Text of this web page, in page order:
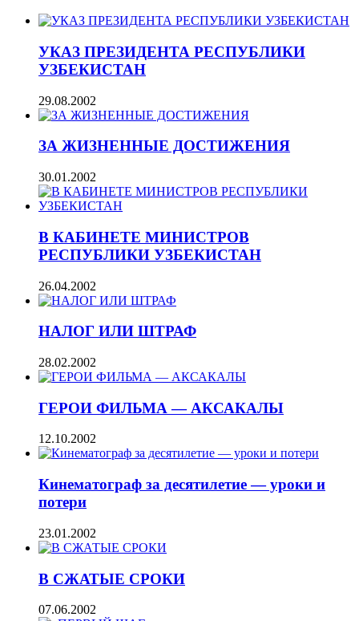
УКАЗ ПРЕЗИДЕНТА РЕСПУБЛИКИ
УЗБЕКИСТАН
29.08.2002
ЗА ЖИЗНЕННЫЕ ДОСТИЖЕНИЯ
30.01.2002
В КАБИНЕТЕ МИНИСТРОВ
РЕСПУБЛИКИ УЗБЕКИСТАН
26.04.2002
НАЛОГ ИЛИ ШТРАФ
28.02.2002
ГЕРОИ ФИЛЬМА — АКСАКАЛЫ
12.10.2002
Кинематограф за десятилетие — уроки и
потери
23.01.2002
В СЖАТЫЕ СРОКИ
07.06.2002